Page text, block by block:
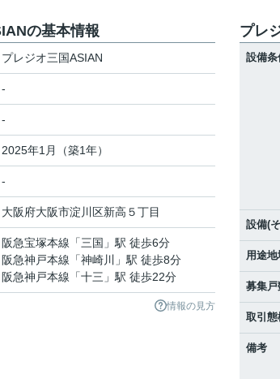
の基本情報
プレジオ三国ASIAN
-
-
2025年1月（築1年）
-
大阪府大阪市淀川区新高 ５丁目
阪急宝塚本線 「三国 」駅 徒歩6分
阪急神戸本線 「神崎川
」駅 徒歩8分
阪急神戸本線 「十三 」駅 徒歩22分
情報の見方
プレ
設備条
設備(
用途地
募集
取引態
備考